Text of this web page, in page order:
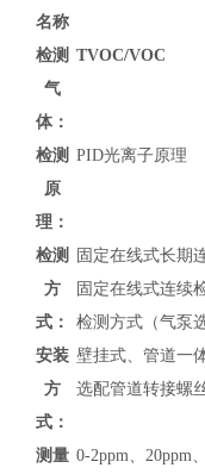
名称
检测
气
体：
TVOC/VOC
检测
原
理：
PID光离子原理
检测
方
式：
固定在线式长期
固定在线式连续
检测方式（气泵
安装
方
式：
壁挂式、管道一
选配管道转接螺
测量 0-2ppm、20ppm